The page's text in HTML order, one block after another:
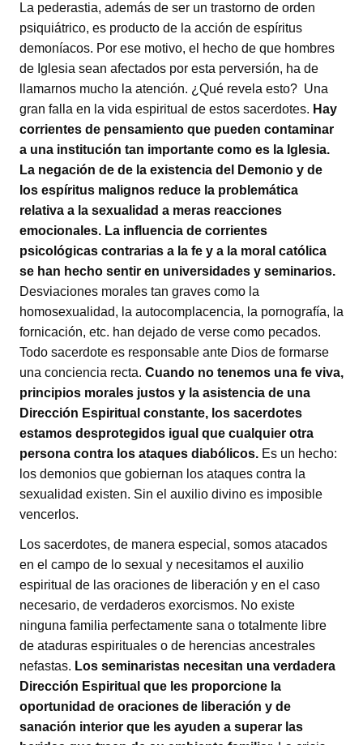
La pederastia, además de ser un trastorno de orden
psiquiátrico, es producto de la acción de espíritus
demoníacos. Por ese motivo, el hecho de que hombres
de Iglesia sean afectados por esta perversión, ha de
llamarnos mucho la atención. ¿Qué revela esto? Una
gran falla en la vida espiritual de estos sacerdotes. Hay
corrientes de pensamiento que pueden contaminar
a una institución tan importante como es la Iglesia.
La negación de de la existencia del Demonio y de
los espíritus malignos reduce la problemática
relativa a la sexualidad a meras reacciones
emocionales. La influencia de corrientes
psicológicas contrarias a la fe y a la moral católica
se han hecho sentir en universidades y seminarios.
Desviaciones morales tan graves como la
homosexualidad, la autocomplacencia, la pornografía, la
fornicación, etc. han dejado de verse como pecados.
Todo sacerdote es responsable ante Dios de formarse
una conciencia recta. Cuando no tenemos una fe viva,
principios morales justos y la asistencia de una
Dirección Espiritual constante, los sacerdotes
estamos desprotegidos igual que cualquier otra
persona contra los ataques diabólicos. Es un hecho:
los demonios que gobiernan los ataques contra la
sexualidad existen. Sin el auxilio divino es imposible
vencerlos.
Los sacerdotes, de manera especial, somos atacados
en el campo de lo sexual y necesitamos el auxilio
espiritual de las oraciones de liberación y en el caso
necesario, de verdaderos exorcismos. No existe
ninguna familia perfectamente sana o totalmente libre
de ataduras espirituales o de herencias ancestrales
nefastas. Los seminaristas necesitan una verdadera
Dirección Espiritual que les proporcione la
oportunidad de oraciones de liberación y de
sanación interior que les ayuden a superar las